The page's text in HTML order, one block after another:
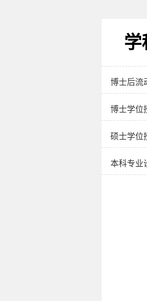
党
学
博士后流
博士学位
硕士学位
本科专业